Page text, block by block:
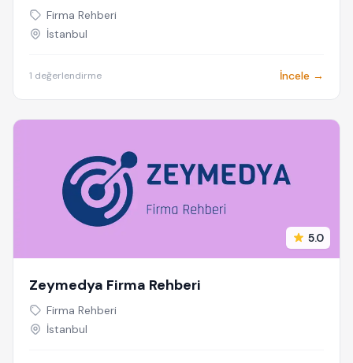
Firma Rehberi
İstanbul
1 değerlendirme İncele →
5.0
Zeymedya Firma Rehberi
Firma Rehberi
İstanbul